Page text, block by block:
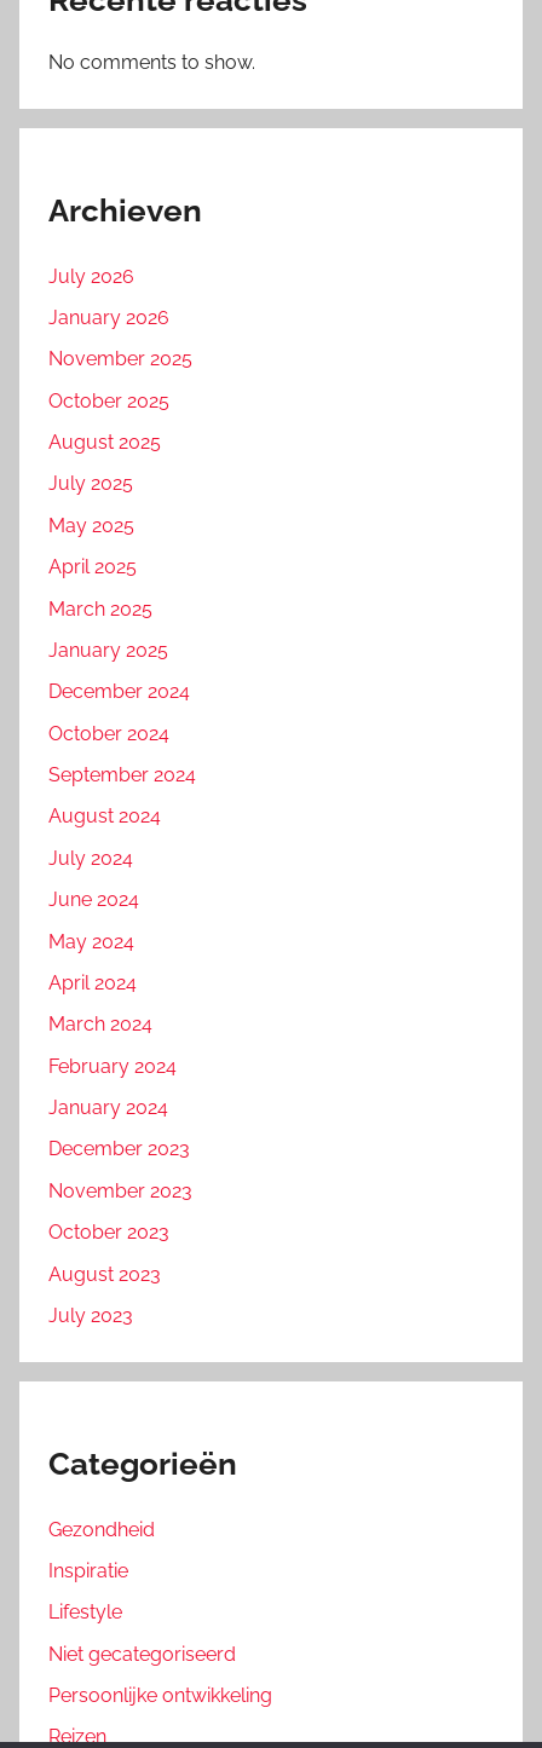
No comments to show.
Archieven
July 2026
January 2026
November 2025
October 2025
August 2025
July 2025
May 2025
April 2025
March 2025
January 2025
December 2024
October 2024
September 2024
August 2024
July 2024
June 2024
May 2024
April 2024
March 2024
February 2024
January 2024
December 2023
November 2023
October 2023
August 2023
July 2023
Categorieën
Gezondheid
Inspiratie
Lifestyle
Niet gecategoriseerd
Persoonlijke ontwikkeling
Reizen